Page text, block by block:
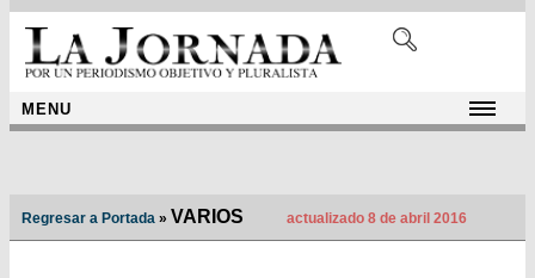
MENU
Regresar a Portada » VARIOS actualizado 8 de abril 2016